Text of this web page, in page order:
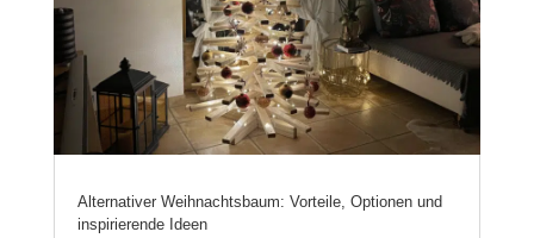
Alternativer Weihnachtsbaum: Vorteile, Optionen und
inspirierende Ideen